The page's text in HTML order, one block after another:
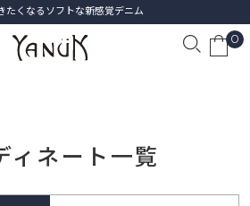
たくなるソフトな新感覚デニム
0
ィネート一覧